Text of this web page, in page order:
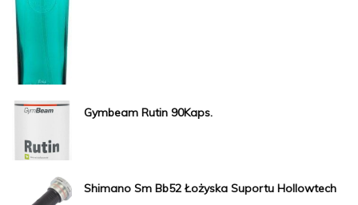
Gymbeam Rutin 90Kaps.
Shimano Sm Bb52 Łożyska Suportu Hollowtech